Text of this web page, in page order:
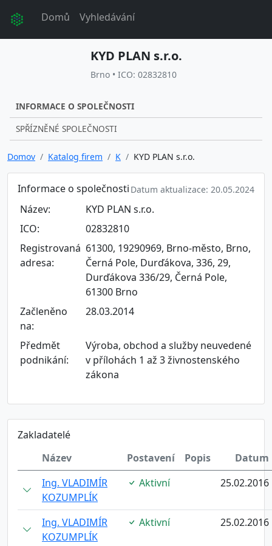
Domů Vyhledávání
KYD PLAN s.r.o.
Brno • ICO: 02832810
INFORMACE O SPOLEČNOSTI
SPŘÍZNĚNÉ SPOLEČNOSTI
Domov Katalog firem K KYD PLAN s.r.o.
Informace o společnosti Datum aktualizace: 20.05.2024
Název:
KYD PLAN s.r.o.
ICO:
02832810
Registrovaná
adresa:
61300, 19290969, Brno-město, Brno,
Černá Pole, Durďákova, 336, 29,
Durďákova 336/29, Černá Pole,
61300 Brno
Začleněno
na:
28.03.2014
Předmět
podnikání:
Výroba, obchod a služby neuvedené
v přílohách 1 až 3 živnostenského
zákona
Zakladatelé
Název
Postavení Popis
Datum
Ing. VLADIMÍR
KOZUMPLÍK
Aktivní 25.02.2016
Ing. VLADIMÍR
KOZUMPLÍK
Aktivní 25.02.2016